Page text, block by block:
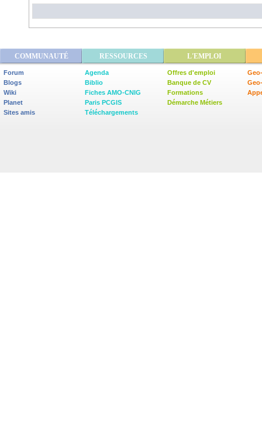
COMMUNAUTÉ RESSOURCES L'EMPLOI
Forum
Blogs
Wiki
Planet
Sites amis
Agenda
Biblio
Fiches AMO-CNIG
Paris PCGIS
Téléchargements
Offres d'emploi
Banque de CV
Formations
Démarche Métiers